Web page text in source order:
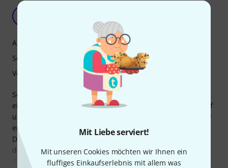
Mit Liebe serviert!
Mit unseren Cookies möchten wir Ihnen ein
fluffiges Einkaufserlebnis mit allem was
Guy Tarrero 23.12.2025
Seit sehr, sehr langer Zeit war ich auf der Suche nach
einem Ebonit/Hard Rubber MS das nicht zu leise, zu dumpf
und mit zu viel Widerstand spielbar ist. Das Jody Jazz HR 7*
erfüllt meine Erwartungen vollkommen. Meine Reeds:
Dáddario 2,5/LaVoz MED/Woodstone 2,5. Wichtig ist mir,
dass ICH den Ton formen kann und ich eine leichte
Ansprache mit wenig Blaswiderstand
Ansprache
Sound
Verarbeitung